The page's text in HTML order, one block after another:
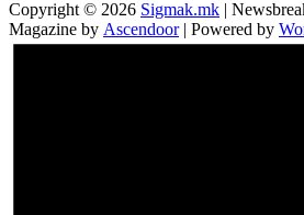
Copyright © 2026 Sigmak.mk |
Magazine by Ascendoor| Powered by